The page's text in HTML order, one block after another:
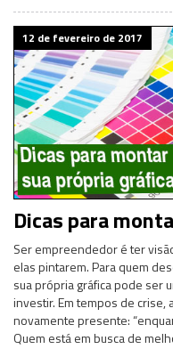
12 de fevereiro de 2017
Dicas para
Ser empreendedor é ter
elas pintarem. Para quem
sua própria gráfica pode ser
investir. Em tempos de crise,
novamente presente:
Quem está em busca de